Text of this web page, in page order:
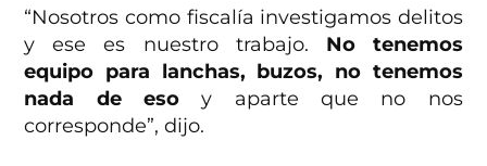
“Nosotros como fiscalía investigamos delitos
y ese es nuestro trabajo. No tenemos
equipo para lanchas, buzos, no tenemos
nada de eso y aparte que no nos
corresponde”, dijo.